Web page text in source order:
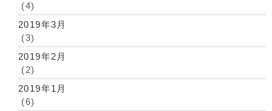
(4)
2019年3月
(3)
2019年2月
(2)
2019年1月
(6)